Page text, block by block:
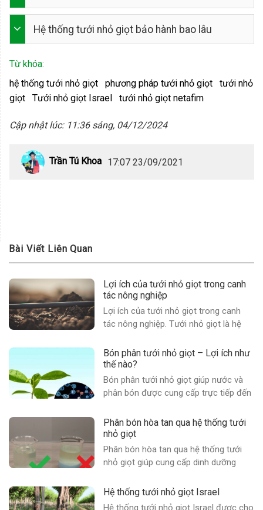
Bài Viết Liên Quan
Lợi ích của tưới nhỏ giọt trong canh
tác nông nghiệp
Lợi ích của tưới nhỏ giọt trong canh
tác nông nghiệp. Tưới nhỏ giọt là hệ
hiệu quả nhất cho cây trồng. Nó cung
cấp nước và chất dinh dưỡng trực tiếp
đến vùng rễ tích cực của cây, với lượng
thích hợp, vào đúng thời điểm giúp....
Bón phân tưới nhỏ giọt – Lợi ích như
thế nào?
Bón phân tưới nhỏ giọt giúp nước và
phân bón được cung cấp trực tiếp đến
lượng thích hợp, vào đúng thời điểm
giúp cây trồng phát triển tối ưu nhất và
cho năng suất cao hơn. Kết hợp bón
phân qua hệ thống tưới nhỏ giọt....
Phân bón hòa tan qua hệ thống tưới
nhỏ giọt
Phân bón hòa tan qua hệ thống tưới
nhỏ giọt giúp cung cấp dinh dưỡng
sinh trưởng và từng loại cây trồng. Bón
phân qua hệ thống tưới nhỏ giọt giúp
Hệ thống tưới nhỏ giọt Israel
Hệ thống tưới nhỏ giọt Israel được cho
Hệ thống tưới nhỏ giọt bảo hành bao lâu
Từ khóa:
hệ thống tưới nhỏ giọt
phương pháp tưới nhỏ giọt
tưới nhỏ
giọt
Tưới nhỏ giọt Israel tưới nhỏ giọt netafim
Cập nhật lúc: 11:36 sáng, 04/12/2024
Trần Tú Khoa 17:07 23/09/2021